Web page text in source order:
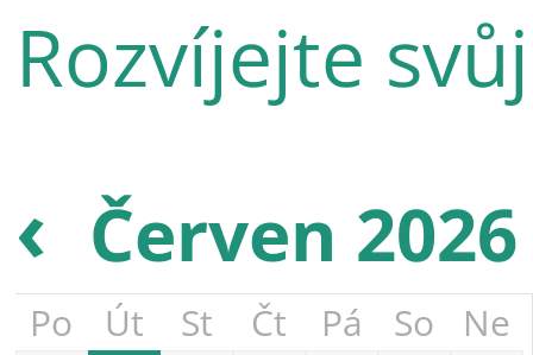
Rozvíjejte
‹ Červen
Po Út St Čt Pá So
Ne